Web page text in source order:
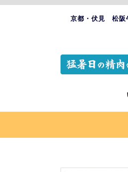
京都・伏見 松阪